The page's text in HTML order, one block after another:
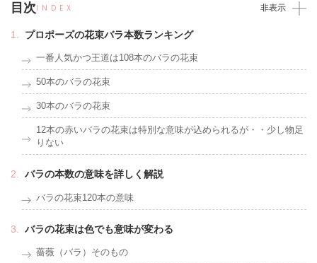
目次INDEX 非表示
プロポーズの花束バラ本数ランキング
一番人気かつ王道は108本のバラの花束
50本のバラの花束
30本のバラの花束
12本の赤いバラの花束は特別な意味が込められるが・・少し物足
りない
バラの本数の意味を詳しく解説
バラの花束120本の意味
バラの花束は色でも意味が変わる
薔薇（バラ）そのもの